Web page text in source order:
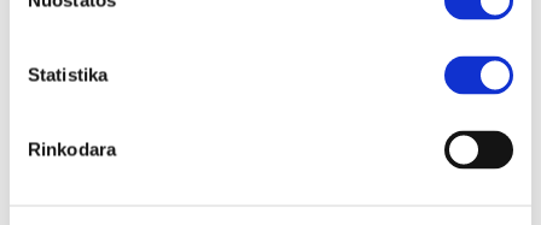
Statistika
Rinkodara